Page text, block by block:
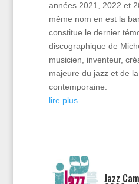
années 2021, 2022 et
même nom en est la
constitue le dernier
discographique de
musicien, inventeur,
majeure du jazz et de
contemporaine.
lire plus
Jazz